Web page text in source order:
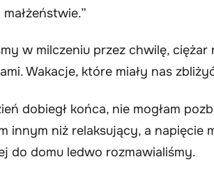
w milczeniu przez chwilę,
Wakacje, które miały nas
dobiegł końca, nie mogłam
innym niż relaksujący, a napięcie
do domu ledwo rozmawialiśmy.